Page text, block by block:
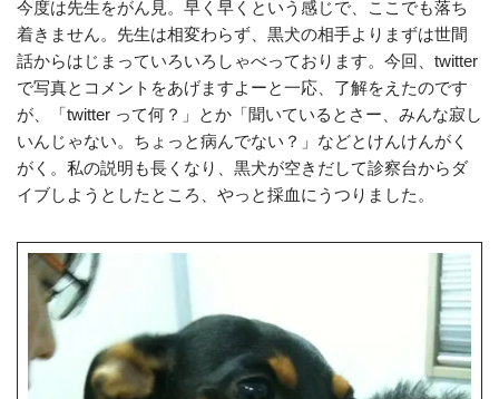
今度は先生をがん見。早く早くという感じで、ここでも落ち
着きません。先生は相変わらず、黒犬の相手よりまずは世間
話からはじまっていろいろしゃべっております。今回、twitter
で写真とコメントをあげますよーと一応、了解をえたのです
が、「twitter って何？」とか「聞いているとさー、みんな寂し
いんじゃない。ちょっと病んでない？」などとけんけんがく
がく。私の説明も長くなり、黒犬が空きだして診察台からダ
イブしようとしたところ、やっと採血にうつりました。